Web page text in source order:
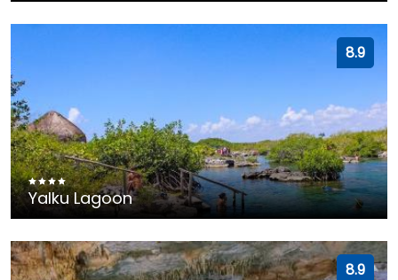
8.9
Yalku Lagoon
8.9